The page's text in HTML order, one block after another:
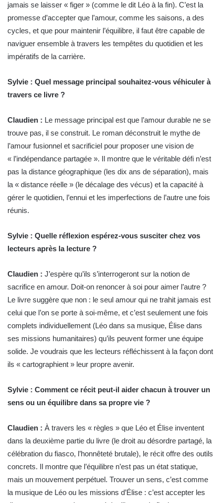
jamais se laisser « figer » (comme le dit Léo à la fin). C’est la
promesse d’accepter que l’amour, comme les saisons, a des
cycles, et que pour maintenir l’équilibre, il faut être capable de
naviguer ensemble à travers les tempêtes du quotidien et les
impératifs de la carrière.
Sylvie : Quel message principal souhaitez-vous véhiculer à
travers ce livre ?
Claudien : Le message principal est que l’amour durable ne se
trouve pas, il se construit. Le roman déconstruit le mythe de
l’amour fusionnel et sacrificiel pour proposer une vision de
« l’indépendance partagée ». Il montre que le véritable défi n’est
pas la distance géographique (les dix ans de séparation), mais
la « distance réelle » (le décalage des vécus) et la capacité à
gérer le quotidien, l’ennui et les imperfections de l’autre une fois
réunis.
Sylvie : Quelle réflexion espérez-vous susciter chez vos
lecteurs après la lecture ?
Claudien : J’espère qu’ils s’interrogeront sur la notion de
sacrifice en amour. Doit-on renoncer à soi pour aimer l’autre ?
Le livre suggère que non : le seul amour qui ne trahit jamais est
celui que l’on se porte à soi-même, et c’est seulement une fois
complets individuellement (Léo dans sa musique, Élise dans
ses missions humanitaires) qu’ils peuvent former une équipe
solide. Je voudrais que les lecteurs réfléchissent à la façon dont
ils « cartographient » leur propre avenir.
Sylvie : Comment ce récit peut-il aider chacun à trouver un
sens ou un équilibre dans sa propre vie ?
Claudien : À travers les « règles » que Léo et Élise inventent
dans la deuxième partie du livre (le droit au désordre partagé, la
célébration du fiasco, l’honnêteté brutale), le récit offre des outils
concrets. Il montre que l’équilibre n’est pas un état statique,
mais un mouvement perpétuel. Trouver un sens, c’est comme
la musique de Léo ou les missions d’Élise : c’est accepter les